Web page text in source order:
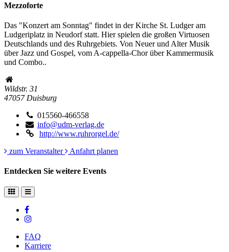
Mezzoforte
Das "Konzert am Sonntag" findet in der Kirche St. Ludger am
Ludgeriplatz in Neudorf statt. Hier spielen die großen Virtuosen
Deutschlands und des Ruhrgebiets. Von Neuer und Alter Musik
über Jazz und Gospel, vom A-cappella-Chor über Kammermusik
und Combo..
Wildstr. 31
47057 Duisburg
015560-466558
info@udm-verlag.de
http://www.ruhrorgel.de/
zum Veranstalter
Anfahrt planen
Entdecken Sie weitere Events
FAQ
Karriere